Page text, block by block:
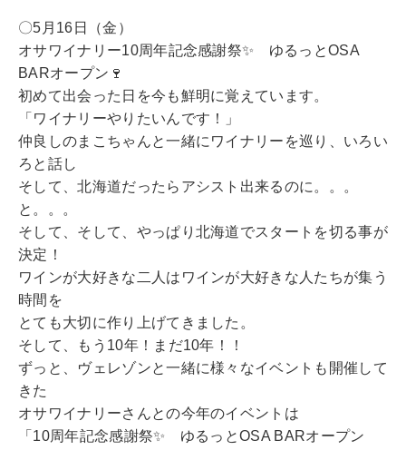
〇5月16日（金）
オサワイナリー10周年記念感謝祭✨ ゆるっとOSA
BARオープン🍷
初めて出会った日を今も鮮明に覚えています。
「ワイナリーやりたいんです！」
仲良しのまこちゃんと一緒にワイナリーを巡り、いろい
ろと話し
そして、北海道だったらアシスト出来るのに。。。
と。。。
そして、そして、やっぱり北海道でスタートを切る事が
決定！
ワインが大好きな二人はワインが大好きな人たちが集う
時間を
とても大切に作り上げてきました。
そして、もう10年！まだ10年！！
ずっと、ヴェレゾンと一緒に様々なイベントも開催して
きた
オサワイナリーさんとの今年のイベントは
「10周年記念感謝祭✨ ゆるっとOSA BARオープン